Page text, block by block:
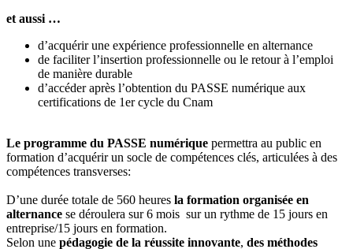
et aussi …
d’acquérir une expérience professionnelle en alternance
de faciliter l’insertion professionnelle ou le retour à l’emploi
de manière durable
d’accéder après l’obtention du PASSE numérique aux
certifications de 1er cycle du Cnam
Le programme du PASSE numérique permettra au public en
formation d’acquérir un socle de compétences clés, articulées à des
compétences transverses:
D’une durée totale de 560 heures la formation organisée en
alternance se déroulera sur 6 mois sur un rythme de 15 jours en
entreprise/15 jours en formation.
Selon une pédagogie de la réussite innovante, des méthodes